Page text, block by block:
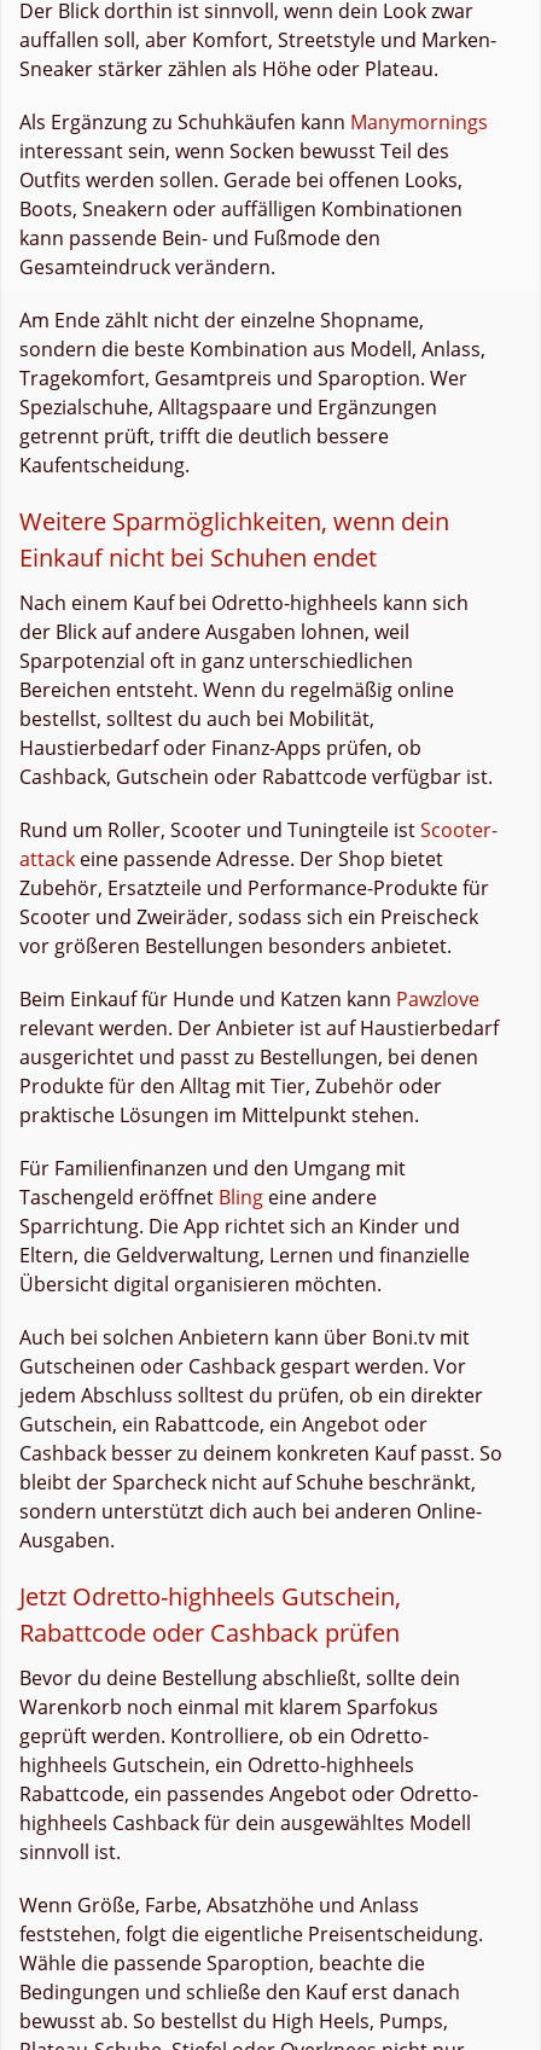
Der Blick dorthin ist sinnvoll, wenn dein Look zwar
auffallen soll, aber Komfort, Streetstyle und Marken-
Sneaker stärker zählen als Höhe oder Plateau.
Als Ergänzung zu Schuhkäufen kann Manymornings
interessant sein, wenn Socken bewusst Teil des
Outfits werden sollen. Gerade bei offenen Looks,
Boots, Sneakern oder auffälligen Kombinationen
kann passende Bein- und Fußmode den
Gesamteindruck verändern.
Am Ende zählt nicht der einzelne Shopname,
sondern die beste Kombination aus Modell, Anlass,
Tragekomfort, Gesamtpreis und Sparoption. Wer
Spezialschuhe, Alltagspaare und Ergänzungen
getrennt prüft, trifft die deutlich bessere
Kaufentscheidung.
Weitere Sparmöglichkeiten, wenn dein
Einkauf nicht bei Schuhen endet
Nach einem Kauf bei Odretto-highheels kann sich
der Blick auf andere Ausgaben lohnen, weil
Sparpotenzial oft in ganz unterschiedlichen
Bereichen entsteht. Wenn du regelmäßig online
bestellst, solltest du auch bei Mobilität,
Haustierbedarf oder Finanz-Apps prüfen, ob
Cashback, Gutschein oder Rabattcode verfügbar ist.
Rund um Roller, Scooter und Tuningteile istScooter-
attack eine passende Adresse. Der Shop bietet
Zubehör, Ersatzteile und Performance-Produkte für
Scooter und Zweiräder, sodass sich ein Preischeck
vor größeren Bestellungen besonders anbietet.
Beim Einkauf für Hunde und Katzen kann Pawzlove
relevant werden. Der Anbieter ist auf Haustierbedarf
ausgerichtet und passt zu Bestellungen, bei denen
Produkte für den Alltag mit Tier, Zubehör oder
praktische Lösungen im Mittelpunkt stehen.
Für Familienfinanzen und den Umgang mit
Taschengeld eröffnet Bling eine andere
Sparrichtung. Die App richtet sich an Kinder und
Eltern, die Geldverwaltung, Lernen und finanzielle
Übersicht digital organisieren möchten.
Auch bei solchen Anbietern kann über Boni.tv mit
Gutscheinen oder Cashback gespart werden. Vor
jedem Abschluss solltest du prüfen, ob ein direkter
Gutschein, ein Rabattcode, ein Angebot oder
Cashback besser zu deinem konkreten Kauf passt. So
bleibt der Sparcheck nicht auf Schuhe beschränkt,
sondern unterstützt dich auch bei anderen Online-
Ausgaben.
Jetzt Odretto-highheels Gutschein,
Rabattcode oder Cashback prüfen
Bevor du deine Bestellung abschließt, sollte dein
Warenkorb noch einmal mit klarem Sparfokus
geprüft werden. Kontrolliere, ob ein Odretto-
highheels Gutschein, ein Odretto-highheels
Rabattcode, ein passendes Angebot oder Odretto-
highheels Cashback für dein ausgewähltes Modell
sinnvoll ist.
Wenn Größe, Farbe, Absatzhöhe und Anlass
feststehen, folgt die eigentliche Preisentscheidung.
Wähle die passende Sparoption, beachte die
Bedingungen und schließe den Kauf erst danach
bewusst ab. So bestellst du High Heels, Pumps,